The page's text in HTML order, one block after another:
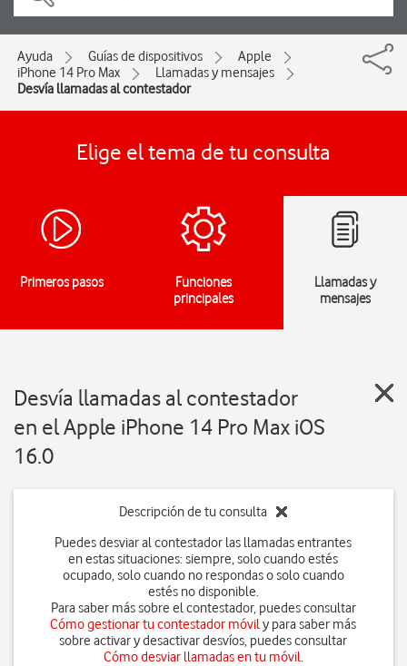
Ayuda Guías de dispositivos
Apple
iPhone 14 Pro Max
Llamadas y mensajes
Desvía llamadas al contestador
Elige el tema de tu consulta
Primeros pasos
Funciones
principales
Llamadas y
mensajes
Desvía llamadas al contestador
en el Apple iPhone 14 Pro Max iOS
16.0
Descripción de tu consulta
Puedes desviar al contestador las llamadas entrantes
en estas situaciones: siempre, solo cuando estés
ocupado, solo cuando no respondas o solo cuando
estés no disponible.
Para saber más sobre el contestador, puedes consultar
Cómo gestionar tu contestador móvily para saber más
sobre activar y desactivar desvíos, puedes consultar
Cómo desviar llamadas en tu móvil.